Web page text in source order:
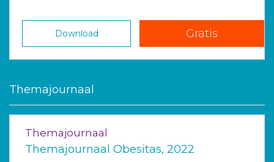
Download Gratis
Themajournaal
Themajournaal
Themajournaal Obesitas, 2022